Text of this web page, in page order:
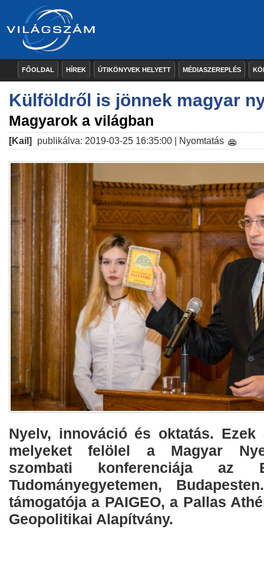
FŐOLDAL HÍREK ÚTIKÖNYVEK HELYETT MÉDIASZEREPLÉS
Külföldről is jönnek magyar
Magyarok a világban
[Kail] publikálva: 2019-03-25 16:35:00 | Nyomtatás
Nyelv, innováció és oktatás.
melyeket felölel a Magyar
szombati konferenciája az
Tudományegyetemen,
támogatója a PAIGEO, a Pallas
Geopolitikai Alapítvány.